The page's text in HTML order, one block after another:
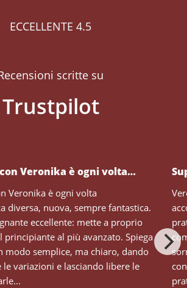
ECCELLENTE 4.5
scritte su
Veronika è ogni volta…
Veronika è ogni volta
diversa, nuova, sempre fantastica.
eccellente: mette a proprio
principiante al più avanzato. Spiega
modo semplice, ma chiaro, dando
variazioni e lasciando libere le